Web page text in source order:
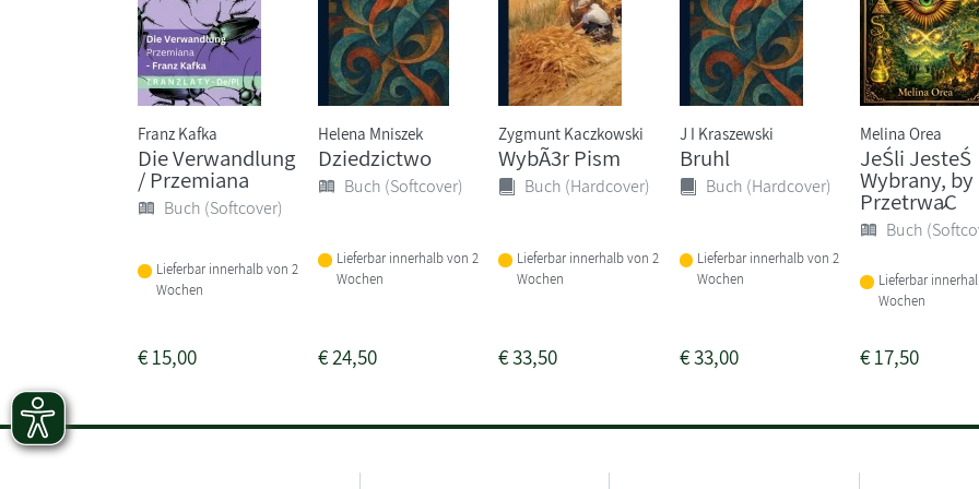
Franz Kafka
Die Verwandlung
/ Przemiana
Buch (Softcover)
Lieferbar innerhalb von 2
Wochen
€15,00
Helena Mniszek
Dziedzictwo
Buch (Softcover)
Lieferbar innerhalb von 2
Wochen
€24,50
Zygmunt Kaczkowski
WybÃ3r Pism
Buch (Hardcover)
Lieferbar innerhalb von 2
Wochen
€33,50
J I Kraszewski
Bruhl
Buch (Hardcover)
Lieferbar innerhalb von 2
Wochen
€33,00
Melina Orea
JeŚli JesteŚ
Wybrany, by
PrzetrwaĆ
Buch
Lieferbar
Wochen
€17,50